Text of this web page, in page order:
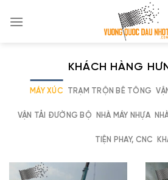
KHÁCH HÀNG
MÁY XÚC TRẠM TRỘN BÊ TÔNG
VẬN TẢI ĐƯỜNG BỘ NHÀ MÁY NHỰA
TIỆN PHAY, CNC